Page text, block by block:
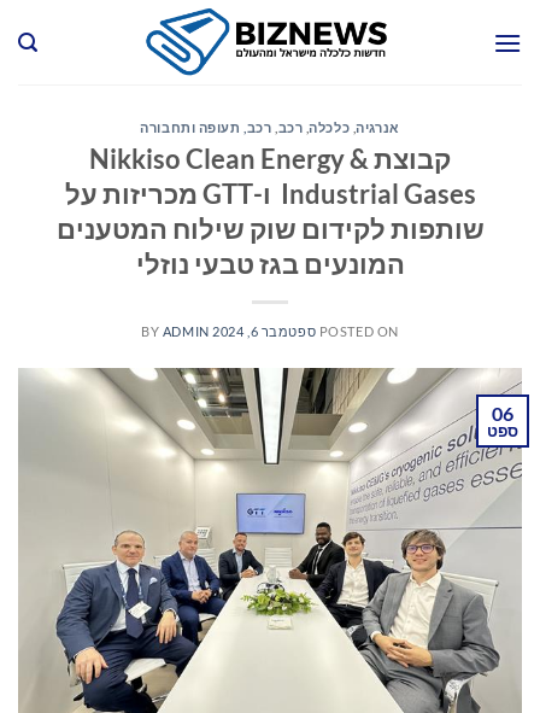
אנרגיה, כלכלה, רכב רכב, תעופה ותחבורה
קבוצת Nikkiso Clean Energy &
Industrial Gases ו-GTT מכריזות על
שותפות לקידום שוק שילוח המטענים
המונעים בגז טבעי נוזלי
POSTED ON ספטמבר 6, 2024 BY ADMIN
06
ספט